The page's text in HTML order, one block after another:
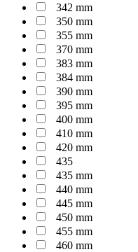
342 mm
350 mm
355 mm
370 mm
383 mm
384 mm
390 mm
395 mm
400 mm
410 mm
420 mm
435
435 mm
440 mm
445 mm
450 mm
455 mm
460 mm